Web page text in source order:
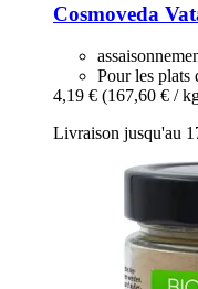
Cosmoveda
Pour les plats
4,19 € (167,60 € /
Livraison jusqu'au